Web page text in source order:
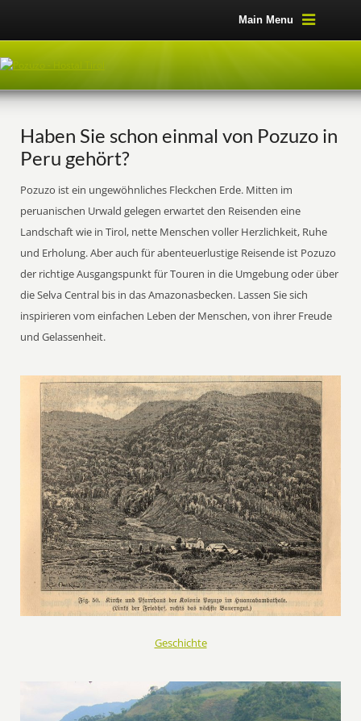
Main Menu
Haben Sie schon einmal von Pozuzo in
Peru gehört?
Pozuzo ist ein ungewöhnliches Fleckchen Erde. Mitten im
peruanischen Urwald gelegen erwartet den Reisenden eine
Landschaft wie in Tirol, nette Menschen voller Herzlichkeit, Ruhe
und Erholung. Aber auch für abenteuerlustige Reisende ist Pozuzo
der richtige Ausgangspunkt für Touren in die Umgebung oder über
die Selva Central bis in das Amazonasbecken. Lassen Sie sich
inspirieren vom einfachen Leben der Menschen, von ihrer Freude
und Gelassenheit.
Geschichte